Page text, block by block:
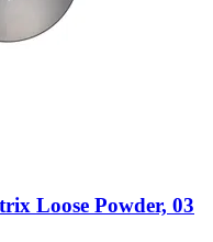
Loose Powder, 03